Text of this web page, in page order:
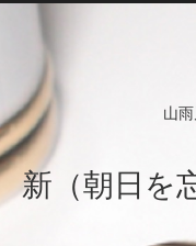
山
新（朝日を